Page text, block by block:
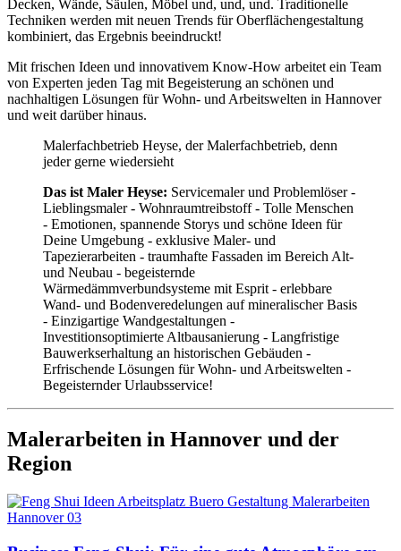
Decken, Wände, Säulen, Möbel und, und, und. Traditionelle
Techniken werden mit neuen Trends für Oberflächen­gestaltung
kombiniert, das Ergebnis beeindruckt!
Mit frischen Ideen und innovativem Know-How arbeitet ein Team
von Experten jeden Tag mit Begeisterung an schönen und
nachhaltigen Lösungen für Wohn- und Arbeitswelten in Hannover
und weit darüber hinaus.
Malerfachbetrieb Heyse, der Malerfachbetrieb, denn
jeder gerne wiedersieht
Das ist Maler Heyse: Servicemaler und Problemlöser -
Lieblingsmaler - Wohnraumtreibstoff - Tolle Menschen
- Emotionen, spannende Storys und schöne Ideen für
Deine Umgebung - exklusive Maler- und
Tapezierarbeiten - traumhafte Fassaden im Bereich Alt-
und Neubau - begeisternde
Wärmedämmverbundsysteme mit Esprit - erlebbare
Wand- und Bodenveredelungen auf mineralischer Basis
- Einzigartige Wandgestaltungen -
Investitionsoptimierte Altbausanierung - Langfristige
Bauwerkserhaltung an historischen Gebäuden -
Erfrischende Lösungen für Wohn- und Arbeitswelten -
Begeisternder Urlaubsservice!
Malerarbeiten in Hannover und der
Region